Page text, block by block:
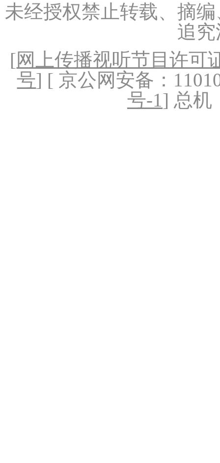
未经授权禁止转载、摘
追
[网上传播视听节目许可
号] [ 京公网安备：
号-1] 总机